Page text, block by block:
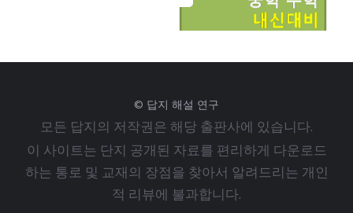
© 답지 해설 연구
모든 답지의 저작권은 해당 출판사에 있습니다.
이 사이트는 단지 공개된 자료를 편리하게 다운로드
하는 통로 및 교재의 장점을 찾아서 알려드리는 개인
적 리뷰에 불과합니다.